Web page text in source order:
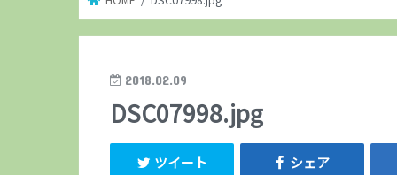
2018.02.09
DSC07998.jpg
ツイート シェア